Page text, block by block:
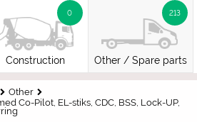
0
Construction
213
Other / Spare parts
Other
Co-Pilot, EL-stiks, CDC, BSS, Lock-UP,